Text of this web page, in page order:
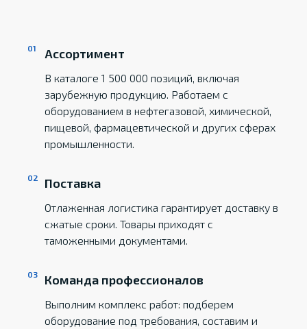
Ассортимент
В каталоге 1 500 000 позиций, включая
зарубежную продукцию. Работаем с
оборудованием в нефтегазовой, химической,
пищевой, фармацевтической и других сферах
промышленности.
Поставка
Отлаженная логистика гарантирует доставку в
сжатые сроки. Товары приходят с
таможенными документами.
Команда профессионалов
Выполним комплекс работ: подберем
оборудование под требования, составим и